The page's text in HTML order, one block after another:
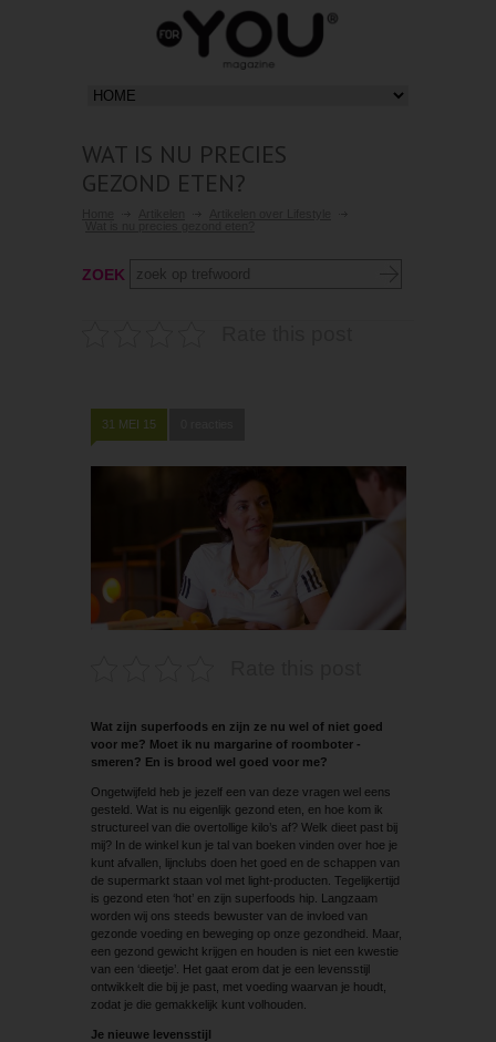
WAT IS NU PRECIES
GEZOND ETEN?
ZOEK
31 MEI 15
Wat zijn superfoods en zijn ze nu wel of niet goed
voor me? Moet ik nu margarine of roomboter ­
smeren? En is brood wel goed voor me?
Ongetwijfeld heb je jezelf een van deze vragen wel eens
gesteld. Wat is nu eigenlijk gezond eten, en hoe kom ik
structureel van die overtollige kilo’s af? Welk dieet past bij
mij? In de winkel kun je tal van boeken vinden over hoe je
kunt afvallen, lijnclubs doen het goed en de schappen van
de supermarkt staan vol met light-producten. Tegelijkertijd
is gezond eten ‘hot’ en zijn superfoods hip. Langzaam
worden wij ons steeds bewuster van de invloed van
gezonde voeding en beweging op onze gezondheid. Maar,
een gezond gewicht krijgen en houden is niet een kwestie
van een ‘dieetje’. Het gaat erom dat je een levensstijl
ontwikkelt die bij je past, met voeding waarvan je houdt,
zodat je die gemakkelijk kunt volhouden.
Je nieuwe levensstijl